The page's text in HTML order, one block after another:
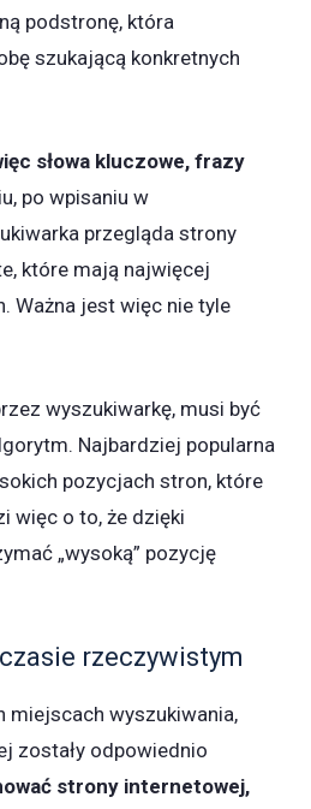
podstronę, która
szukającą konkretnych
słowa kluczowe, frazy
po wpisaniu w
przegląda strony
które mają najwięcej
Ważna jest więc nie tyle
wyszukiwarkę, musi być
Najbardziej popularna
pozycjach stron, które
więc o to, że dzięki
„wysoką” pozycję
rzeczywistym
miejscach wyszukiwania,
zostały odpowiednio
strony internetowej,